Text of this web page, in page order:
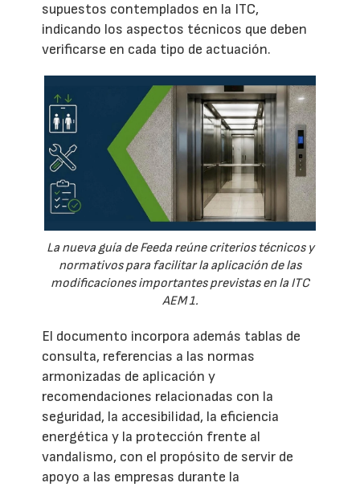
supuestos contemplados en la ITC,
indicando los aspectos técnicos que deben
verificarse en cada tipo de actuación.
La nueva guía de Feeda reúne criterios técnicos y
normativos para facilitar la aplicación de las
modificaciones importantes previstas en la ITC
AEM 1.
El documento incorpora además tablas de
consulta, referencias a las normas
armonizadas de aplicación y
recomendaciones relacionadas con la
seguridad, la accesibilidad, la eficiencia
energética y la protección frente al
vandalismo, con el propósito de servir de
apoyo a las empresas durante la